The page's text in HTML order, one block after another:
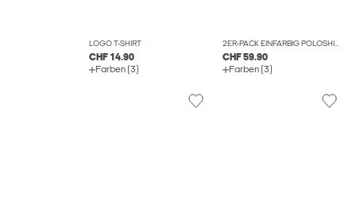
LOGO T-SHIRT
CHF 14.90
Farben (3)
2ER-PACK EINFARBIG POLOSHIRT
CHF 59.90
Farben (3)